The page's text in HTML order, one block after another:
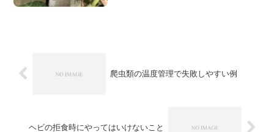
爬虫類の温度管理で失敗しやすい例
ヘビの拒食時にやってはいけないこと